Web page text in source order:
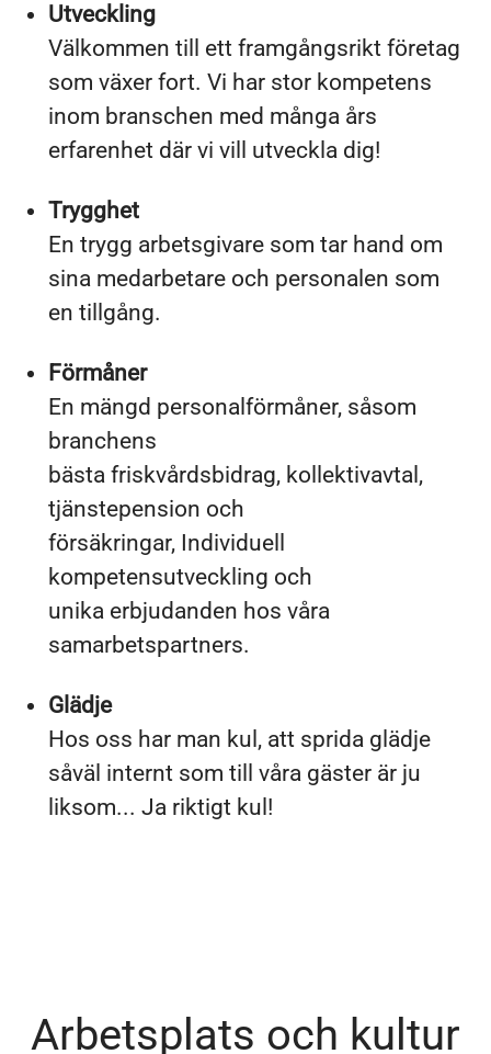
Utveckling
Välkommen till ett framgångsrikt företag
som växer fort. Vi har stor kompetens
inom branschen med många års
erfarenhet där vi vill utveckla dig!
Trygghet
En trygg arbetsgivare som tar hand om
sina medarbetare och personalen som
en tillgång.
Förmåner
En mängd personalförmåner, såsom
branchens
bästa friskvårdsbidrag, kollektivavtal,
tjänstepension och
försäkringar, Individuell
kompetensutveckling och
unika erbjudanden hos våra
samarbetspartners.
Glädje
Hos oss har man kul, att sprida glädje
såväl internt som till våra gäster är ju
liksom... Ja riktigt kul!
Arbetsplats och kultur